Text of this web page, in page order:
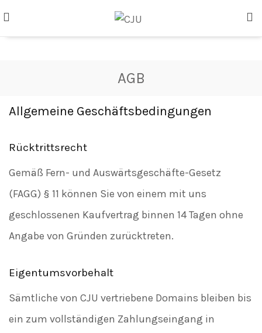
AGB
Allgemeine Geschäftsbedingungen
Rücktrittsrecht
Gemäß Fern- und Auswärtsgeschäfte-Gesetz
(FAGG) § 11 können Sie von einem mit uns
geschlossenen Kaufvertrag binnen 14 Tagen ohne
Angabe von Gründen zurücktreten.
Eigentumsvorbehalt
Sämtliche von CJU vertriebene Domains bleiben bis
ein zum vollständigen Zahlungseingang in